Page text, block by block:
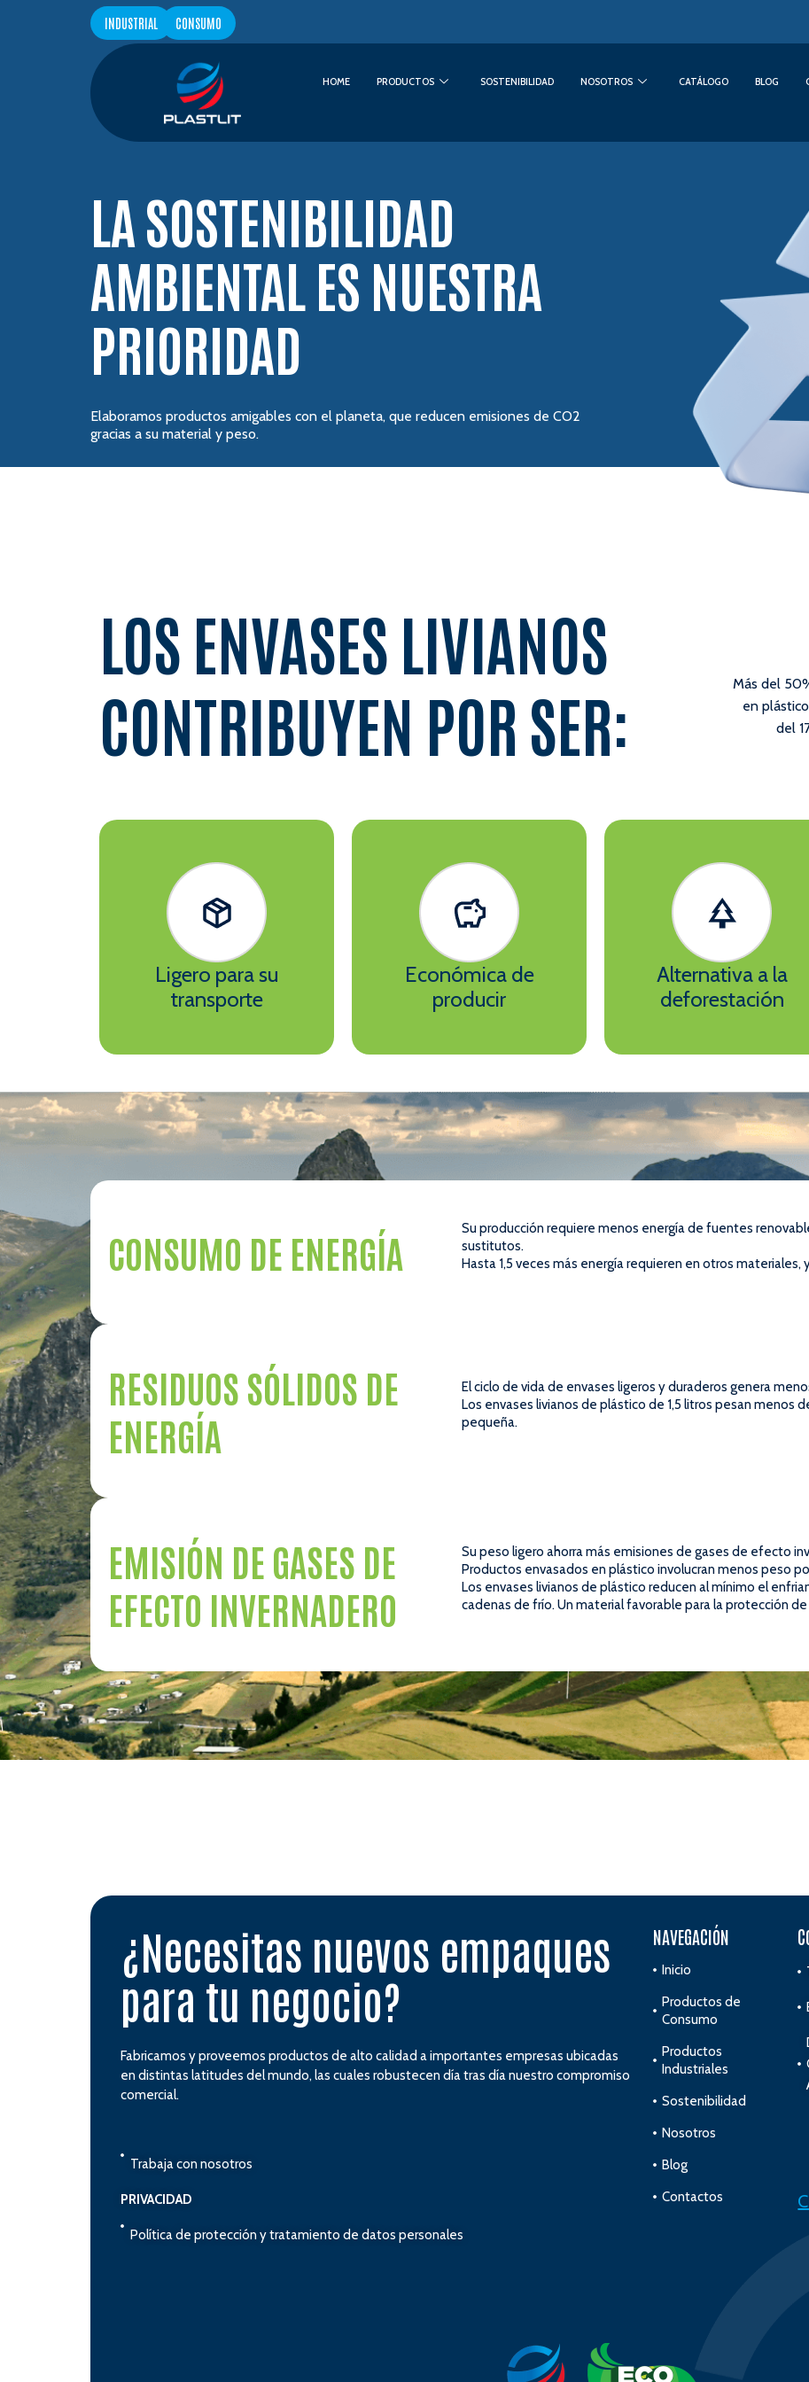
INDUSTRIAL CONSUMO
HOME PRODUCTOS SOSTENIBILIDAD NOSOTROS CATÁLOGO BLOG
LA SOSTENIBILIDAD
AMBIENTAL ES NUESTRA
PRIORIDAD
Elaboramos productos amigables con el planeta, que reducen emisiones de CO2
gracias a su material y peso.
LOS ENVASES LIVIANOS
CONTRIBUYEN POR SER:
Más del
en
del
Ligero para su
transporte
Económica de
producir
Alternativa a la
deforestación
CONSUMO DE ENERGÍA
Su producción requiere menos energía de fuentes
sustitutos.
Hasta 1,5 veces más energía requieren en otros
RESIDUOS SÓLIDOS DE
ENERGÍA
El ciclo de vida de envases ligeros y duraderos genera
Los envases livianos de plástico de 1,5 litros pesan menos
pequeña.
EMISIÓN DE GASES DE
EFECTO INVERNADERO
Su peso ligero ahorra más emisiones de gases de efecto
Productos envasados en plástico involucran menos peso
Los envases livianos de plástico reducen al mínimo el
cadenas de frío. Un material favorable para la protección
¿Necesitas nuevos empaques
para tu negocio?
Fabricamos y proveemos productos de alto calidad a importantes empresas ubicadas
en distintas latitudes del mundo, las cuales robustecen día tras día nuestro compromiso
comercial.
Trabaja con nosotros
PRIVACIDAD
Política de protección y tratamiento de datos personales
NAVEGACIÓN
Inicio
Productos de
Consumo
Productos
Industriales
Sostenibilidad
Nosotros
Blog
Contactos